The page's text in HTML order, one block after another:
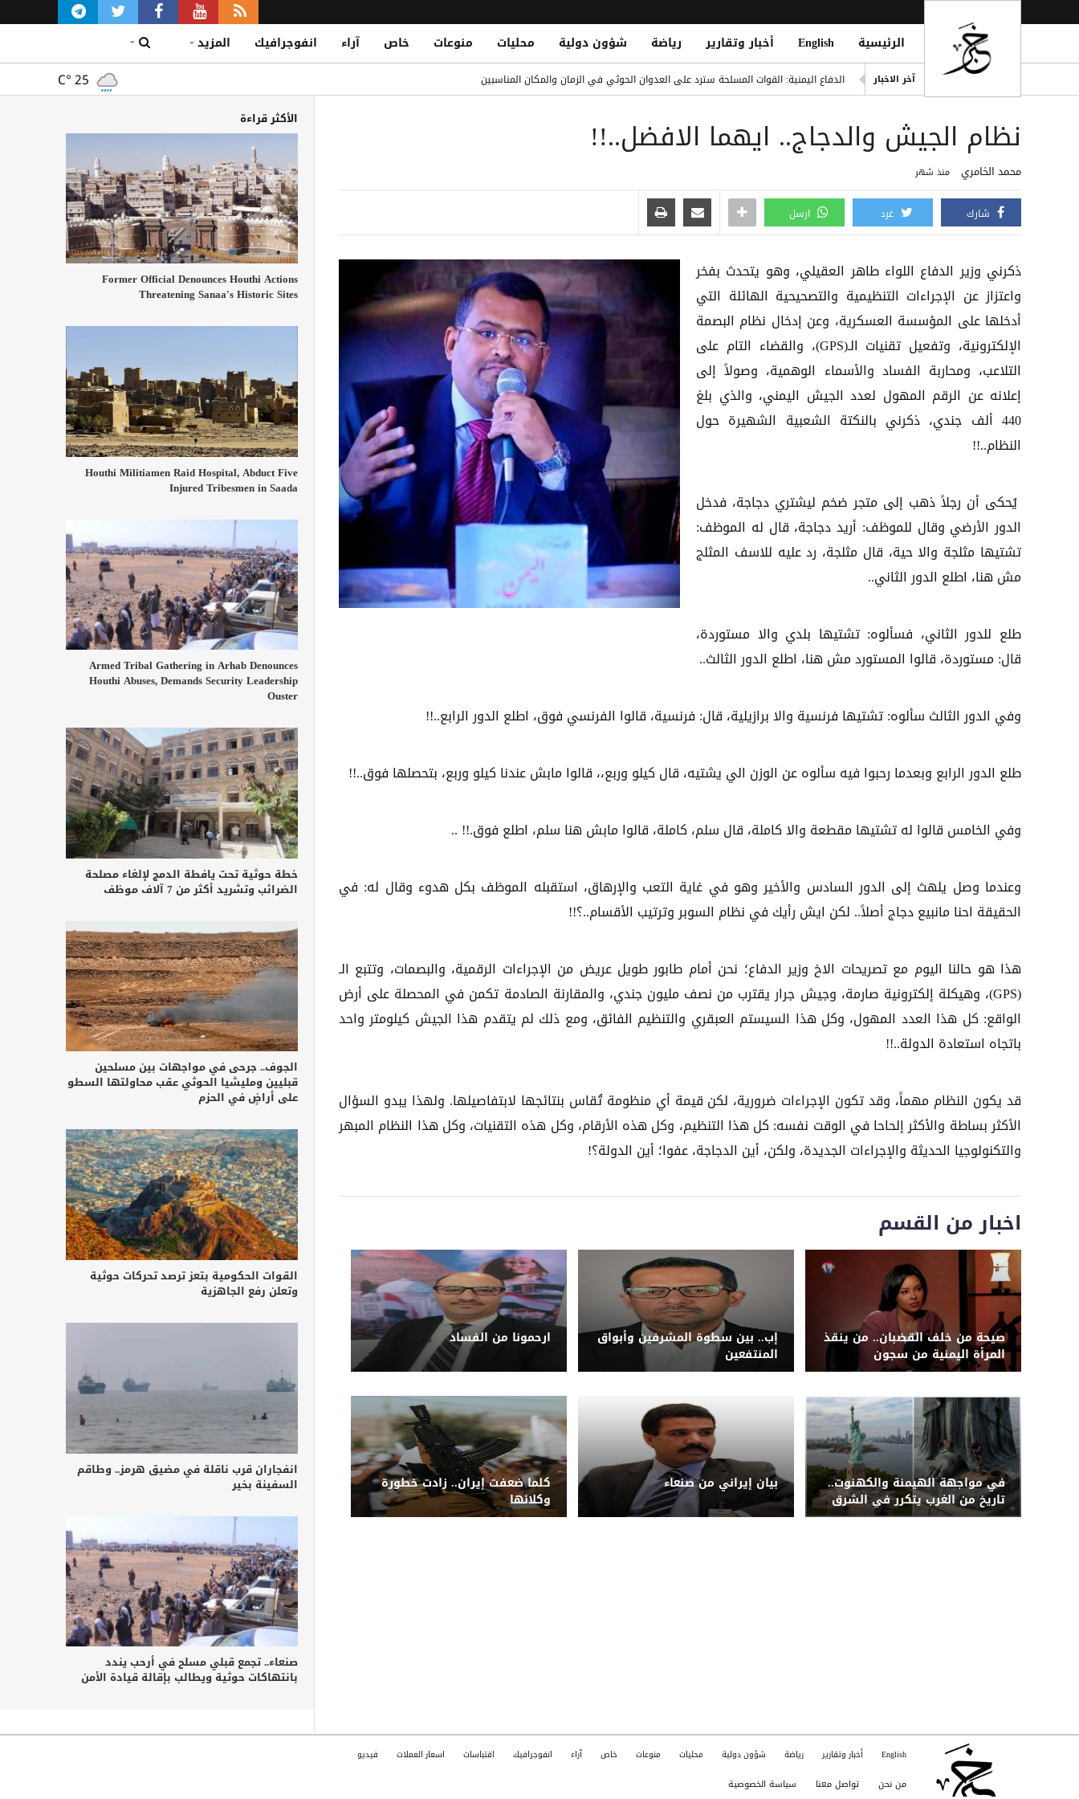
الرئيسية English أخبار وتقارير رياضة شؤون دولية محليات منوعات خاص آراء انفوجرافيك المزيد
آخر الاخبار
الدفاع اليمنية: القوات المسلحة سترد على العدوان الحوثي في الزمان والمكان المناسبين
من مأرب إلى الممرات البحرية.. تصعيد حوثي دموي يختبر جاهزية الحكومة اليمنية
قتيل و5 جرحى بانفجار دراجة نارية في مدينة بيحان بشبوة
C° 25
نظام الجيش والدجاج.. ايهما الافضل..!!
محمد الخامري منذ شهر
شارك غرد ارسل
ذكرني وزير الدفاع اللواء طاهر العقيلي، وهو يتحدث بفخر
واعتزاز عن الإجراءات التنظيمية والتصحيحية الهائلة التي
أدخلها على المؤسسة العسكرية، وعن إدخال نظام البصمة
الإلكترونية، وتفعيل تقنيات الـ(GPS)، والقضاء التام على
التلاعب، ومحاربة الفساد والأسماء الوهمية، وصولاً إلى
إعلانه عن الرقم المهول لعدد الجيش اليمني، والذي بلغ
440 ألف جندي، ذكرني بالنكتة الشعبية الشهيرة حول
النظام..!!
يُحكى أن رجلاً ذهب إلى متجر ضخم ليشتري دجاجة، فدخل
الدور الأرضي وقال للموظف: أريد دجاجة، قال له الموظف:
تشتيها مثلجة والا حية، قال مثلجة، رد عليه للاسف المثلج
مش هنا، اطلع الدور الثاني..
طلع للدور الثاني، فسألوه: تشتيها بلدي والا مستوردة،
قال: مستوردة، قالوا المستورد مش هنا، اطلع الدور الثالث..
وفي الدور الثالث سألوه: تشتيها فرنسية والا برازيلية، قال: فرنسية، قالوا الفرنسي فوق، اطلع الدور الرابع..!!
طلع الدور الرابع وبعدما رحبوا فيه سألوه عن الوزن الي يشتيه، قال كيلو وربع،، قالوا مابش عندنا كيلو وربع، بتحصلها فوق..!!
وفي الخامس قالوا له تشتيها مقطعة والا كاملة، قال سلم، كاملة، قالوا مابش هنا سلم، اطلع فوق.!! ..
وعندما وصل يلهث إلى الدور السادس والأخير وهو في غاية التعب والإرهاق، استقبله الموظف بكل هدوء وقال له: في
الحقيقة احنا مانبيع دجاج أصلاً.. لكن ايش رأيك في نظام السوبر وترتيب الأقسام..؟!!
هذا هو حالنا اليوم مع تصريحات الاخ وزير الدفاع؛ نحن أمام طابور طويل عريض من الإجراءات الرقمية، والبصمات، وتتبع الـ
(GPS)، وهيكلة إلكترونية صارمة، وجيش جرار يقترب من نصف مليون جندي، والمقارنة الصادمة تكمن في المحصلة على أرض
الواقع: كل هذا العدد المهول، وكل هذا السيستم العبقري والتنظيم الفائق، ومع ذلك لم يتقدم هذا الجيش كيلومتر واحد
باتجاه استعادة الدولة..!!
قد يكون النظام مهماً، وقد تكون الإجراءات ضرورية، لكن قيمة أي منظومة تُقاس بنتائجها لابتفاصيلها. ولهذا يبدو السؤال
الأكثر بساطة والأكثر إلحاحا في الوقت نفسه: كل هذا التنظيم، وكل هذه الأرقام، وكل هذه التقنيات، وكل هذا النظام المبهر
والتكنولوجيا الحديثة والإجراءات الجديدة، ولكن، أين الدجاجة، عفوا؛ أين الدولة؟!
اخبار من القسم
صيحة من خلف القضبان.. من ينقذ
المرأة اليمنية من سجون
الحوثيين؟
إب.. بين سطوة المشرفين وأبواق
المنتفعين
ارحمونا من الفساد
في مواجهة الهيمنة والكهنوت..
تاريخ من الغرب يتكرر في الشرق
بيان إيراني من صنعاء كلما ضعفت إيران.. زادت خطورة
وكلائها
الأكثر قراءة
Former Official Denounces Houthi Actions
Threatening Sanaa's Historic Sites
Houthi Militiamen Raid Hospital, Abduct Five
Injured Tribesmen in Saada
Armed Tribal Gathering in Arhab Denounces
Houthi Abuses, Demands Security Leadership
Ouster
خطة حوثية تحت يافطة الدمج لإلغاء مصلحة
الضرائب وتشريد أكثر من 7 آلاف موظف
الجوف.. جرحى في مواجهات بين مسلحين
قبليين ومليشيا الحوثي عقب محاولتها السطو
على أراضٍ في الحزم
القوات الحكومية بتعز ترصد تحركات حوثية
وتعلن رفع الجاهزية
انفجاران قرب ناقلة في مضيق هرمز.. وطاقم
السفينة بخير
صنعاء.. تجمع قبلي مسلح في أرحب يندد
بانتهاكات حوثية ويطالب بإقالة قيادة الأمن
English أخبار وتقارير رياضة شؤون دولية محليات منوعات خاص آراء انفوجرافيك اقتباسات اسعار العملات فيديو
من نحن تواصل معنا سياسة الخصوصية